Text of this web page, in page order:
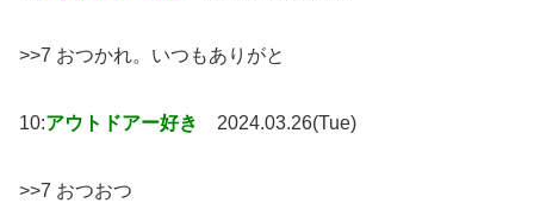
>>7 おつかれ。いつもありがと
10:アウトドアー好き 2024.03.26(Tue)
>>7 おつおつ